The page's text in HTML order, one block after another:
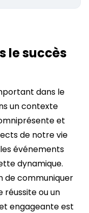
le succès
dans le
un contexte
et
de notre vie
événements
dynamique.
de communiquer
réussite ou un
engageante est